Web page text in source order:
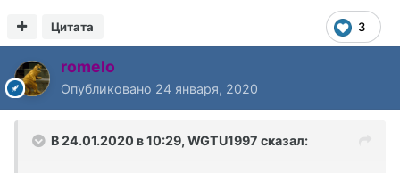
3
Цитата
romelo
Опубликовано 24 января, 2020
В 24.01.2020 в 10:29, WGTU1997 сказал: